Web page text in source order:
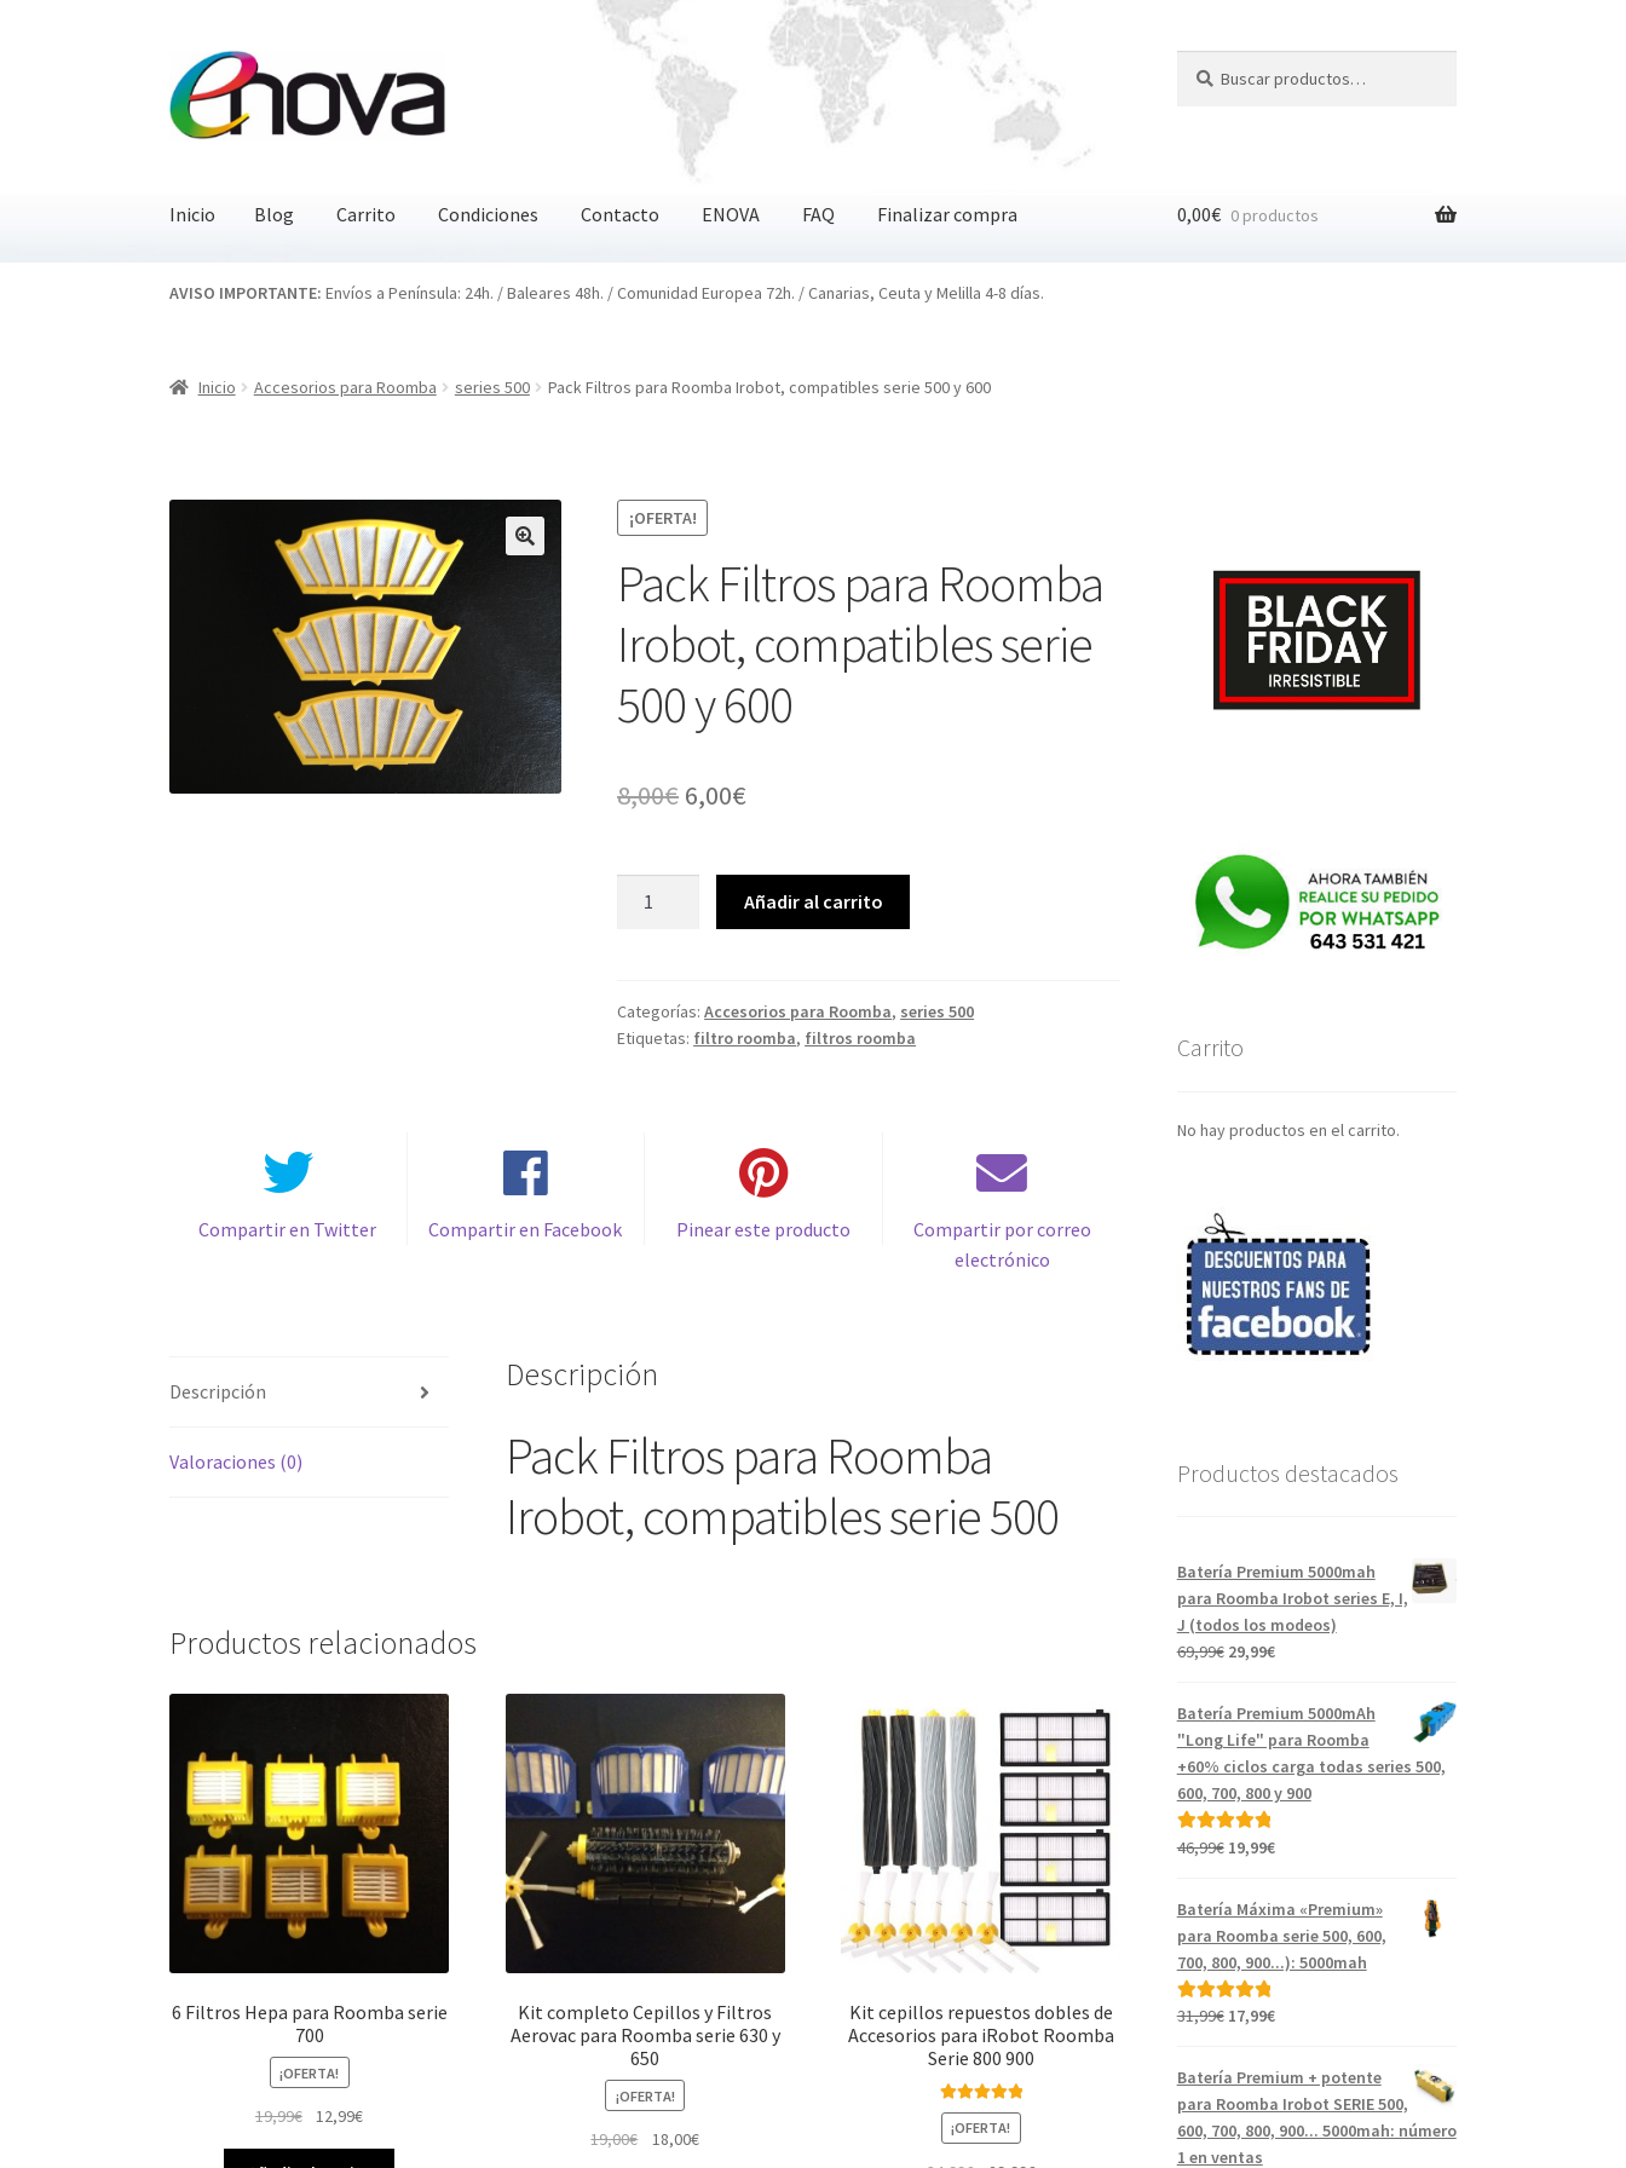
a
la
al
contenido
por:
Inicio Blog Carrito Condiciones Contacto ENOVA FAQ Finalizar compra
Inicio BlogCarrito CondicionesContacto ENOVA FAQ Finalizar compra
0,00€ 0 productos
AVISO IMPORTANTE: Envíos a Península: 24h. / Baleares 48h. / Comunidad Europea 72h. / Canarias, Ceuta y Melilla 4-8 días.
Inicio Accesorios para Roomba series 500 Pack Filtros para Roomba Irobot, compatibles serie 500 y 600
¡OFERTA!
Pack Filtros para Roomba
Irobot, compatibles serie
500 y 600
8,00€ El
original
era:
6,00€
actual
es:
Irobot,
compatibles
Añadir al carrito
Categorías:Accesorios para Roomba, series 500
Etiquetas: filtro roomba, filtros roomba
Compartir en Twitter Compartir en Facebook Pinear este producto
Compartir por correo
electrónico
Descripción
Valoraciones (0)
Descripción
Pack Filtros para Roomba
Irobot, compatibles serie 500
Productos relacionados
6 Filtros Hepa para Roomba serie
700
¡OFERTA!
19,99€ 12,99€El
Kit completo Cepillos y Filtros
Aerovac para Roomba serie 630 y
650
¡OFERTA!
19,00€ 18,00€El
Kit cepillos repuestos dobles de
Accesorios para iRobot Roomba
Serie 800 900
Valorado con
5.00de 5
¡OFERTA!
Carrito
No hay productos en el carrito.
Productos destacados
Batería Premium 5000mah
para Roomba Irobot series E, I,
J (todos los modeos)
69,99€ El
original
era:
69,99€.
29,99€El
actual
29,99€.
Batería Premium 5000mAh
"Long Life" para Roomba
+60% ciclos carga todas series 500,
600, 700, 800 y 900
Valorado con
46,99€ El
original
46,99€.
19,99€El
actual
19,99€.
Batería Máxima «Premium»
para Roomba serie 500, 600,
700, 800, 900...): 5000mah
Valorado con
31,99€ El
original
31,99€.
17,99€El
actual
es:
17,99€.
Batería Premium + potente
para Roomba Irobot SERIE 500,
600, 700, 800, 900... 5000mah: número
1 en ventas